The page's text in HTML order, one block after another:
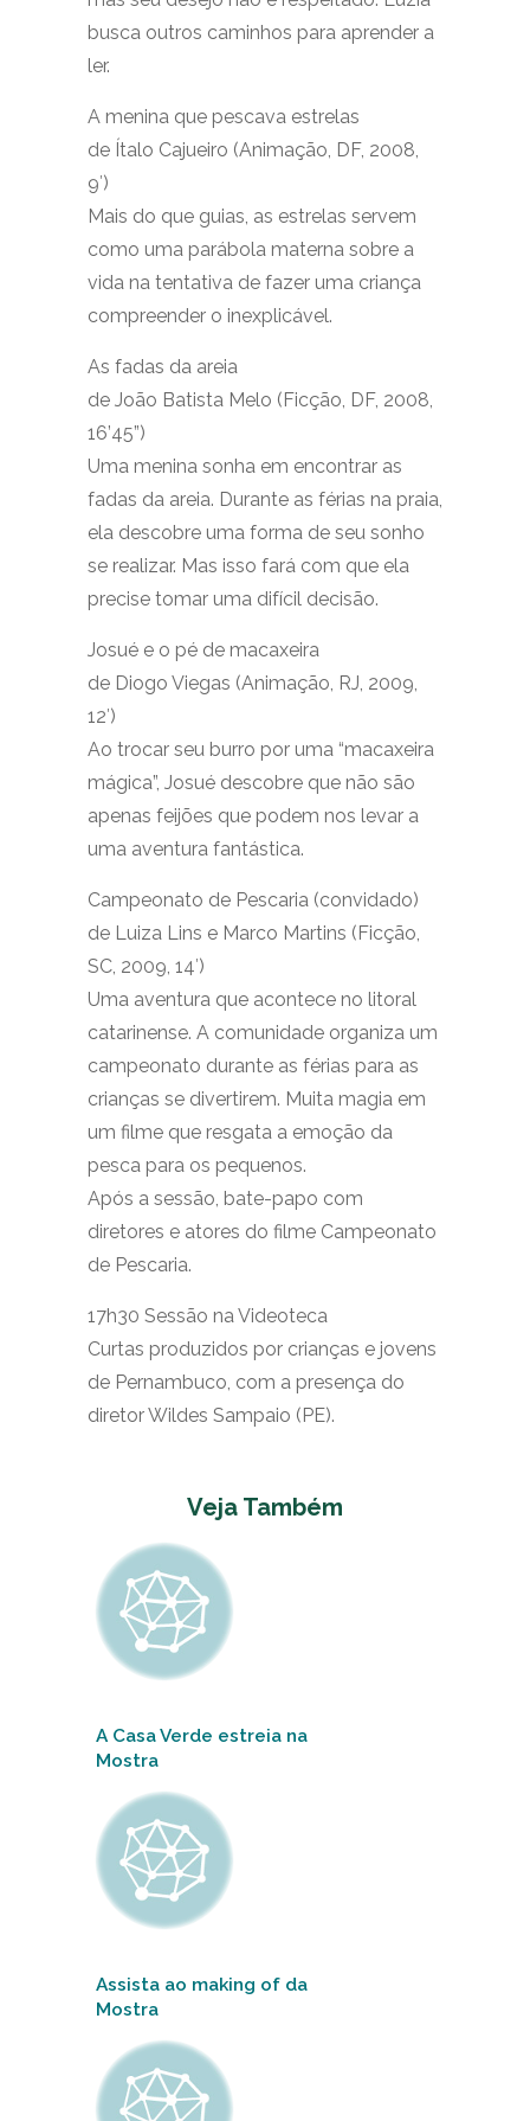
busca outros caminhos para aprender a
ler.
A menina que pescava estrelas
de Ítalo Cajueiro (Animação, DF, 2008,
9′)
Mais do que guias, as estrelas servem
como uma parábola materna sobre a
vida na tentativa de fazer uma criança
compreender o inexplicável.
As fadas da areia
de João Batista Melo (Ficção, DF, 2008,
16’45”)
Uma menina sonha em encontrar as
fadas da areia. Durante as férias na praia,
ela descobre uma forma de seu sonho
se realizar. Mas isso fará com que ela
precise tomar uma difícil decisão.
Josué e o pé de macaxeira
de Diogo Viegas (Animação, RJ, 2009,
12′)
Ao trocar seu burro por uma “macaxeira
mágica”, Josué descobre que não são
apenas feijões que podem nos levar a
uma aventura fantástica.
Campeonato de Pescaria (convidado)
de Luiza Lins e Marco Martins (Ficção,
SC, 2009, 14′)
Uma aventura que acontece no litoral
catarinense. A comunidade organiza um
campeonato durante as férias para as
crianças se divertirem. Muita magia em
um filme que resgata a emoção da
pesca para os pequenos.
Após a sessão, bate-papo com
diretores e atores do filme Campeonato
de Pescaria.
17h30 Sessão na Videoteca
Curtas produzidos por crianças e jovens
de Pernambuco, com a presença do
diretor Wildes Sampaio (PE).
Veja Também
A Casa Verde estreia na
Mostra
Assista ao making of da
Mostra